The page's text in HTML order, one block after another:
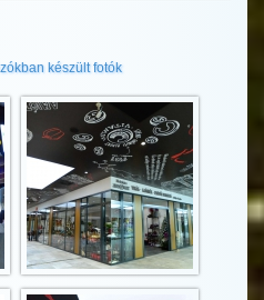
készült fotók